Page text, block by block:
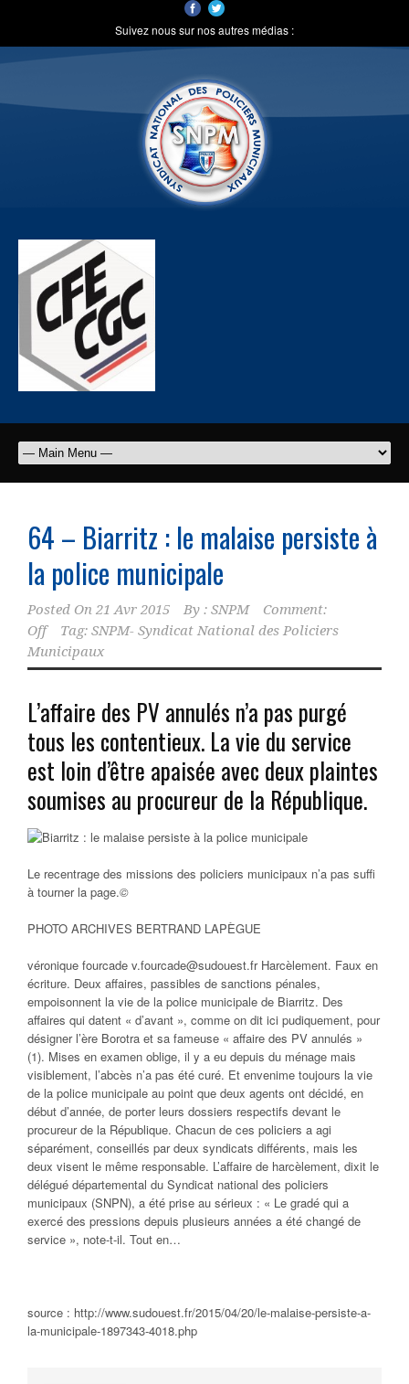
Suivez nous sur nos autres médias :
64 – Biarritz : le malaise persiste à
la police municipale
Posted On 21 Avr 2015 By : SNPM
Comment:
Off
Tag: SNPM- Syndicat National des Policiers
Municipaux
L’affaire des PV annulés n’a pas purgé
tous les contentieux. La vie du service
est loin d’être apaisée avec deux plaintes
soumises au procureur de la République.
Le recentrage des missions des policiers municipaux n’a pas suffi
à tourner la page.©
PHOTO ARCHIVES BERTRAND LAPÈGUE
véronique fourcade v.fourcade@sudouest.fr Harcèlement. Faux en
écriture. Deux affaires, passibles de sanctions pénales,
empoisonnent la vie de la police municipale de Biarritz. Des
affaires qui datent « d’avant », comme on dit ici pudiquement, pour
désigner l’ère Borotra et sa fameuse « affaire des PV annulés »
(1). Mises en examen oblige, il y a eu depuis du ménage mais
visiblement, l’abcès n’a pas été curé. Et envenime toujours la vie
de la police municipale au point que deux agents ont décidé, en
début d’année, de porter leurs dossiers respectifs devant le
procureur de la République. Chacun de ces policiers a agi
séparément, conseillés par deux syndicats différents, mais les
deux visent le même responsable. L’affaire de harcèlement, dixit le
délégué départemental du Syndicat national des policiers
municipaux (SNPN), a été prise au sérieux : « Le gradé qui a
exercé des pressions depuis plusieurs années a été changé de
service », note-t-il. Tout en…
source : http://www.sudouest.fr/2015/04/20/le-malaise-persiste-a-
la-municipale-1897343-4018.php